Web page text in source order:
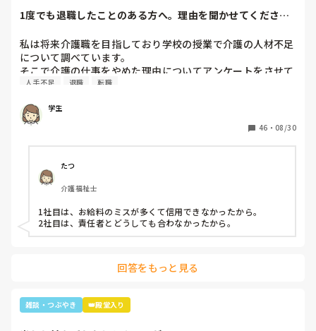
最初の嵐で私のジャニオタスイッチを破壊してきたので、入
員がその利用者さんに「この子にその話したら永遠に話すか
らあかんよ(笑)」と言われるほど(笑)
年齢や認知症の事を考えても、嵐のメンバー3人とキムタク
が誰と結婚したのか覚えていた事に驚きながらも嬉しかった
1度でも退職したことのある方へ。理由を聞かせてくださ
私は将来介護職を目指しており学校の授業で介護の人材不足
について調べています。
そこで介護の仕事をやめた理由についてアンケートをさせて
いただきたいです。(賃金が低い、重労働、人間関係など)
などでも教えていただけると助かります。
ご協力お願いします🙇🏻‍♀️
人手不足 退職 転職
学生
46 ・ 08/30
たつ
介護福祉士
1社目は、お給料のミスが多くて信用できなかったから。
2社目は、責任者とどうしても合わなかったから。
回答をもっと見る
雑談・つぶやき 👑殿堂入り